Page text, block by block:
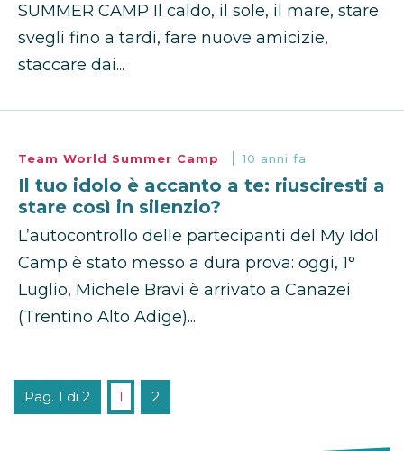
SUMMER CAMP Il caldo, il sole, il mare, stare
svegli fino a tardi, fare nuove amicizie,
staccare dai...
Team World Summer Camp 10 anni fa
Il tuo idolo è accanto a te: riusciresti a
stare così in silenzio?
L’autocontrollo delle partecipanti del My Idol
Camp è stato messo a dura prova: oggi, 1°
Luglio, Michele Bravi è arrivato a Canazei
(Trentino Alto Adige)...
Pag. 1 di 2 1 2